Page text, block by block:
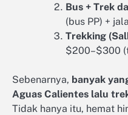
Bus + Trek
(bus PP) +
Trekking
$200–$300
Sebenarnya, banyak
Aguas Calientes lalu
Tidak hanya itu, hemat